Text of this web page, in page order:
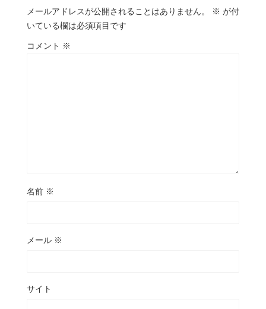
メールアドレスが公開されることはありません。 ※ が付
いている欄は必須項目です
コメント ※
名前 ※
メール ※
サイト